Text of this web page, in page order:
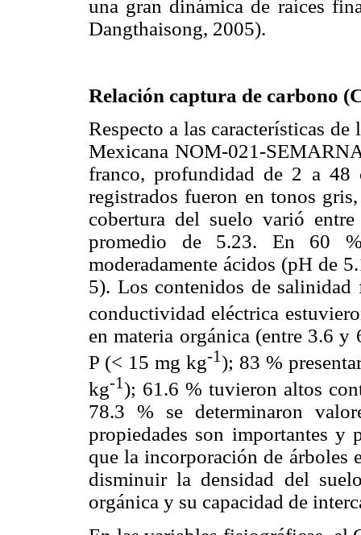
una gran dinámica de raíces
Dangthaisong, 2005).
Relación captura de carbono
Respecto a las características
Mexicana NOM-021-
franco, profundidad de 2 a
registrados fueron en tonos
cobertura del suelo varió
promedio de 5.23. En 60
moderadamente ácidos (pH de
5). Los contenidos de salinidad
conductividad eléctrica
en materia orgánica (entre 3.6
P (< 15 mg kg-1); 83 %
kg-1); 61.6 % tuvieron altos
78.3 % se determinaron
propiedades son importantes y
que la incorporación de árboles
disminuir la densidad del
orgánica y su capacidad de